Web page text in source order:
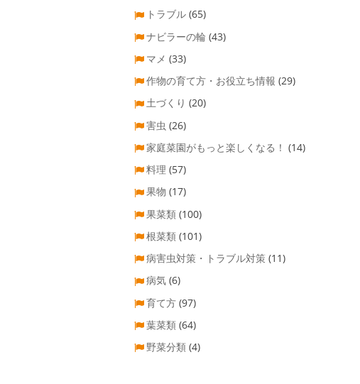
トラブル (65)
ナビラーの輪 (43)
マメ (33)
作物の育て方・お役立ち情報 (29)
土づくり (20)
害虫 (26)
家庭菜園がもっと楽しくなる！ (14)
料理 (57)
果物 (17)
果菜類 (100)
根菜類 (101)
病害虫対策・トラブル対策 (11)
病気 (6)
育て方 (97)
葉菜類 (64)
野菜分類 (4)